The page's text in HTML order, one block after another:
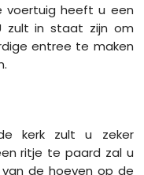
voertuig heeft u een
zult in staat zijn om
entree te maken
kerk zult u zeker
ritje te paard zal u
de hoeven op de